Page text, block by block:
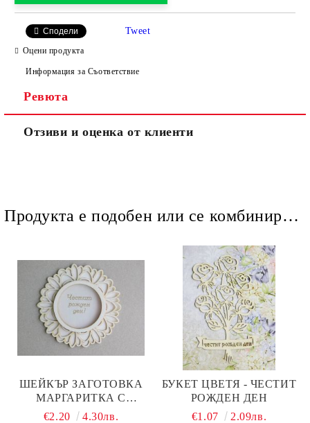
Сподели Tweet
Оцени продукта
Информация за Съответствие
Ревюта
Отзиви и оценка от клиенти
Продукта е подобен или се комбинира добре и със следните продукти :
ШЕЙКЪР ЗАГОТОВКА
МАРГАРИТКА С
ГРАВИРАН НАДПИС -
€2.20 4.30лв.
БУКЕТ ЦВЕТЯ - ЧЕСТИТ
РОЖДЕН ДЕН
€1.07
2.09лв.